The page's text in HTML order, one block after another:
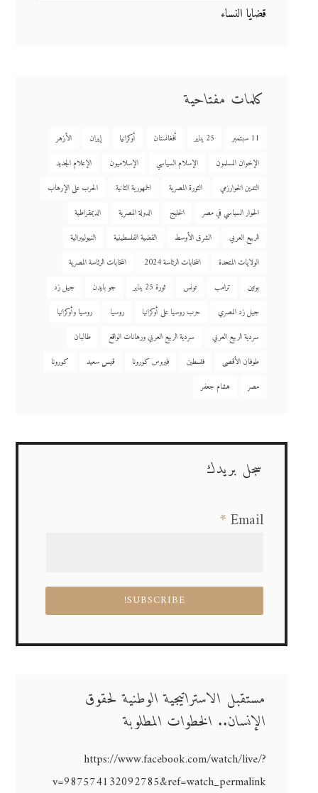
قضايا النساء
كلمات مفتاحية
11 سبتمبر 25 يناير أفغانستان أوكرانيا إيران
الأزهر
الإخوان المسلمون
الإسلام السياسي الإسلاميون
الإعلام الجديد
التدين الخوارزمي
الثورة المصرية الجمهورية الثانية
الحرب على الإرهاب
الحوار السياسي في مصر
الخليج الدولة المصرية
الديمقراطية
الربيع العربي
الشرق الأوسط القضية الفلسطينية
النيوليبرالية
الولايات المتحدة
انتخابات الرئاسة 2024
انتخابات الرئاسة المصرية
بوتين
ترامب تونس ثورة 25 يناير جو بايدن
جيل زد
جيل زد المصري
حرب روسيا على أوكرانيا روسيا
روسيا وأوكرانيا
سردية الربيع العربي
سردية الربيع العربي ورهانات الواقع
طالبان
طوفان الأقصى
فلسطين فيروس كورونا قيس سعيد
كورونا
مصر
هشام جعفر
سجل بريدك
Email
*
مستقبل الاستراتيجية الوطنية لحقوق
الإنسان.. الخطوات المطلوبة
https://www.facebook.com/watch/live/?
v=987574132092785&ref=watch_permalink